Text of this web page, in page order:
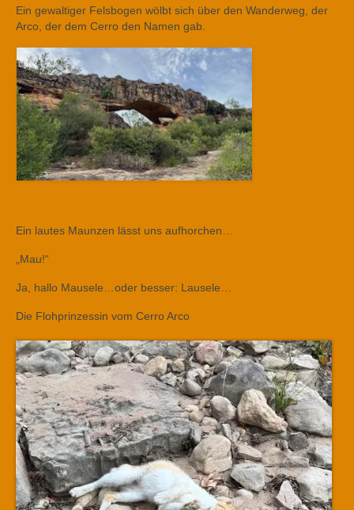
Ein gewaltiger Felsbogen wölbt sich über den Wanderweg, der
Arco, der dem Cerro den Namen gab.
Ein lautes Maunzen lässt uns aufhorchen…
„Mau!“
Ja, hallo Mausele…oder besser: Lausele…
Die Flohprinzessin vom Cerro Arco